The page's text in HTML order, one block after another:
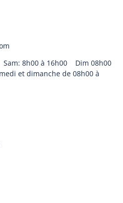
8h00 à 16h00 Dim 08h00
et dimanche de 08h00 à